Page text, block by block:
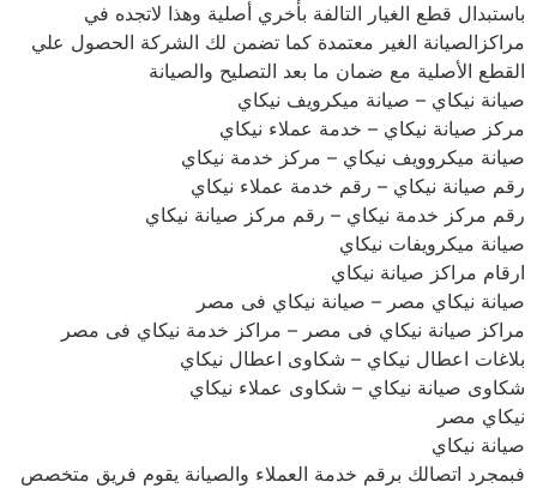
باستبدال قطع الغيار التالفة بأخري أصلية وهذا لاتجده في
مراكزالصيانة الغير معتمدة كما تضمن لك الشركة الحصول علي
القطع الأصلية مع ضمان ما بعد التصليح والصيانة
صيانة نيكاي – صيانة ميكرويف نيكاي
مركز صيانة نيكاي – خدمة عملاء نيكاي
صيانة ميكروويف نيكاي – مركز خدمة نيكاي
رقم صيانة نيكاي – رقم خدمة عملاء نيكاي
رقم مركز خدمة نيكاي – رقم مركز صيانة نيكاي
صيانة ميكرويفات نيكاي
ارقام مراكز صيانة نيكاي
صيانة نيكاي مصر – صيانة نيكاي فى مصر
مراكز صيانة نيكاي فى مصر – مراكز خدمة نيكاي فى مصر
بلاغات اعطال نيكاي – شكاوى اعطال نيكاي
شكاوى صيانة نيكاي – شكاوى عملاء نيكاي
نيكاي مصر
صيانة نيكاي
فبمجرد اتصالك برقم خدمة العملاء والصيانة يقوم فريق متخصص